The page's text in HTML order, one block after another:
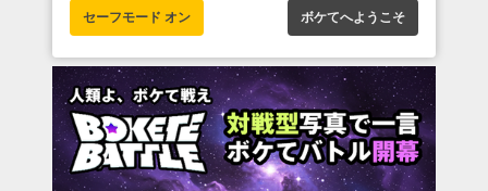
セーフモード オン ボケてへようこそ